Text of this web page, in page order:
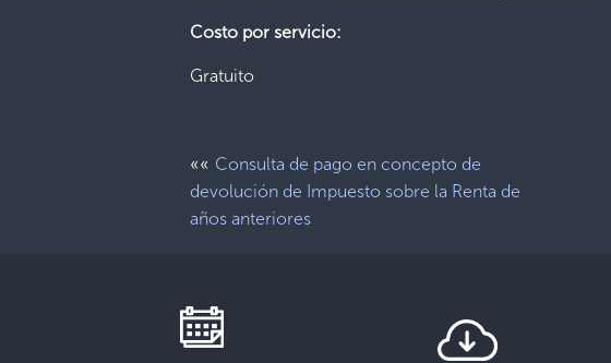
Costo por servicio:
Gratuito
«« Consulta de pago en concepto de
devolución de Impuesto sobre la Renta de
años anteriores